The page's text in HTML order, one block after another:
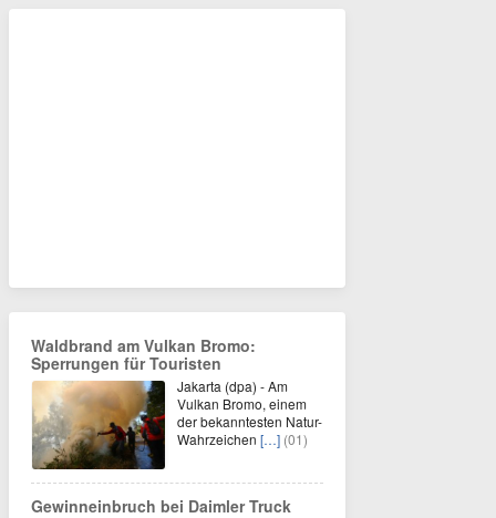
Waldbrand am Vulkan Bromo:
Sperrungen für Touristen
Jakarta (dpa) - Am
Vulkan Bromo, einem
der bekanntesten Natur-
Wahrzeichen […] (01)
Gewinneinbruch bei Daimler Truck